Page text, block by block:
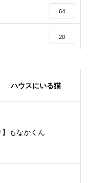
64
20
ハウスにいる猫
】もなかくん
集中】メメちゃん